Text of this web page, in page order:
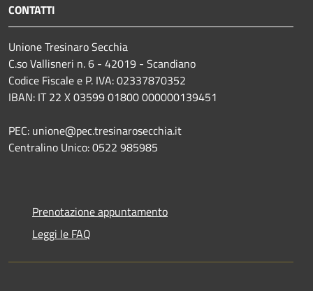
CONTATTI
Unione Tresinaro Secchia
C.so Vallisneri n. 6 - 42019 - Scandiano
Codice Fiscale e P. IVA: 02337870352
IBAN: IT 22 X 03599 01800 000000139451
PEC: unione@pec.tresinarosecchia.it
Centralino Unico: 0522 985985
Prenotazione appuntamento
Leggi le FAQ